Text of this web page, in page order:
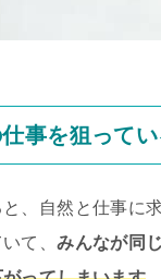
事を狙ってい
、自然と仕事に
て、みんなが同